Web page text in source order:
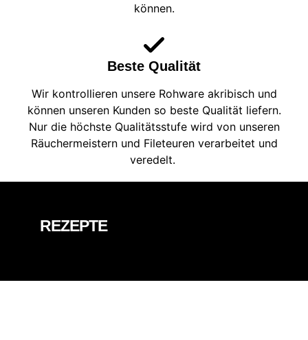
können.
Beste Qualität
Wir kontrollieren unsere Rohware akribisch und
können unseren Kunden so beste Qualität liefern.
Nur die höchste Qualitätsstufe wird von unseren
Räuchermeistern und Fileteuren verarbeitet und
veredelt.
REZEPTE